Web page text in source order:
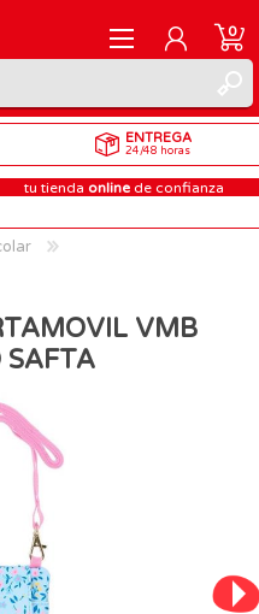
REGISTRARME
INICIAR SESIÓN
0
ENTREGA
24/48 horas
tu tienda online de confianza
VMB
SAFTA